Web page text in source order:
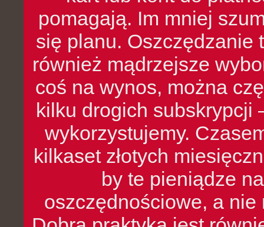
pomagają. Im mniej
się planu. Oszczędzanie
również mądrzejsze
coś na wynos, można
kilku drogich subskrypcji
wykorzystujemy.
kilkaset złotych
by te pieniądze
oszczędnościowe, a nie